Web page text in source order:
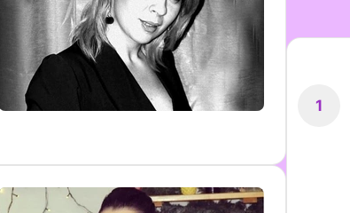
1